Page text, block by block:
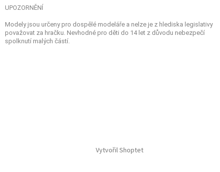
UPOZORNĚNÍ
Modely jsou určeny pro dospělé modeláře a nelze je z hlediska legislativy
považovat za hračku. Nevhodné pro děti do 14 let z důvodu nebezpečí
spolknutí malých částí.
Vytvořil Shoptet